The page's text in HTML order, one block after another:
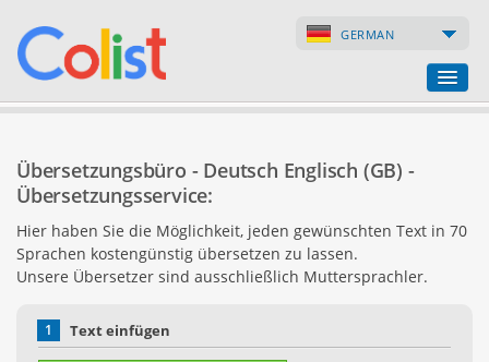
GERMAN
Firmenverzeichnis
Webseiten
Internet-Shops
Übersetzungsbüro - Deutsch Englisch (GB) -
Übersetzungsservice:
Hier haben Sie die Möglichkeit, jeden gewünschten Text in 70
Sprachen kostengünstig übersetzen zu lassen.
Unsere Übersetzer sind ausschließlich Muttersprachler.
1 Text einfügen